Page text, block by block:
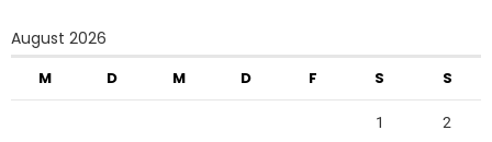
August 2026
M D M D F S S
1 2